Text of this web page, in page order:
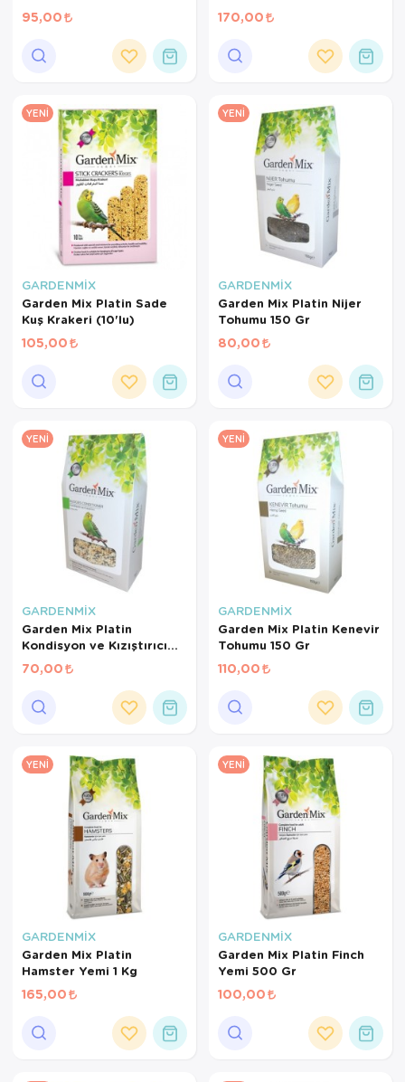
Gr
95,00 170,00
YENI
GARDENMİX
Garden Mix Platin Sade
Kuş Krakeri (10'lu)
105,00
YENI
GARDENMİX
Garden Mix Platin Nijer
Tohumu 150 Gr
80,00
YENI
GARDENMİX
Garden Mix Platin
Kondisyon ve Kızıştırıcı
Yem 150 Gr
70,00
YENI
GARDENMİX
Garden Mix Platin Kenevir
Tohumu 150 Gr
110,00
YENI
GARDENMİX
Garden Mix Platin
Hamster Yemi 1 Kg
165,00
YENI
GARDENMİX
Garden Mix Platin Finch
Yemi 500 Gr
100,00